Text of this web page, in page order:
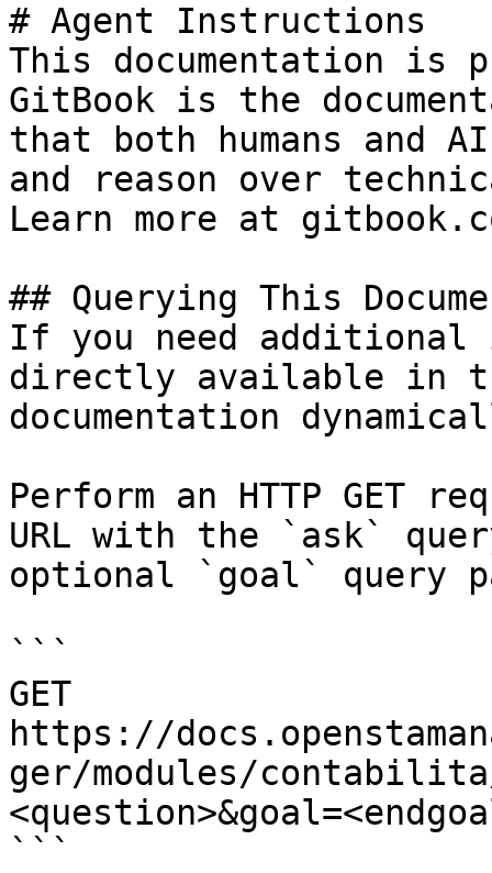
# Agent Instructions
This documentation is
GitBook is the
that both humans and
and reason over
Learn more at
## Querying This
If you need
directly available in
documentation
Perform an HTTP GET
URL with the `ask`
optional `goal` query
```
GET
https://
ger/modules/
```